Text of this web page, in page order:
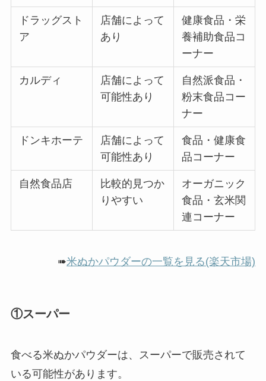
ドラッグスト
ア
店舗によって
あり
健康食品・栄
養補助食品コ
ーナー
カルディ
店舗によって
可能性あり
自然派食品・
粉末食品コー
ナー
ドンキホーテ
店舗によって
可能性あり
食品・健康食
品コーナー
自然食品店
比較的見つか
りやすい
オーガニック
食品・玄米関
連コーナー
➠米ぬかパウダーの一覧を見る(楽天市場)
①スーパー
食べる米ぬかパウダーは、スーパーで販売されて
いる可能性があります。